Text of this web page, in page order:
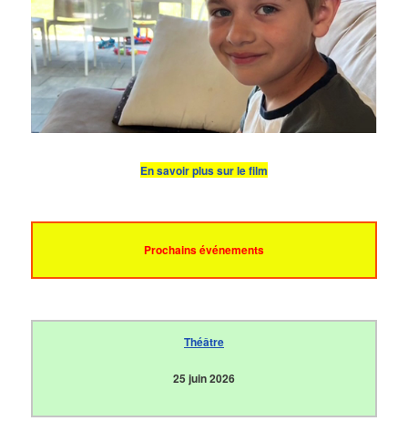
En savoir plus sur le film
Prochains événements
Théâtre
25 juin 2026